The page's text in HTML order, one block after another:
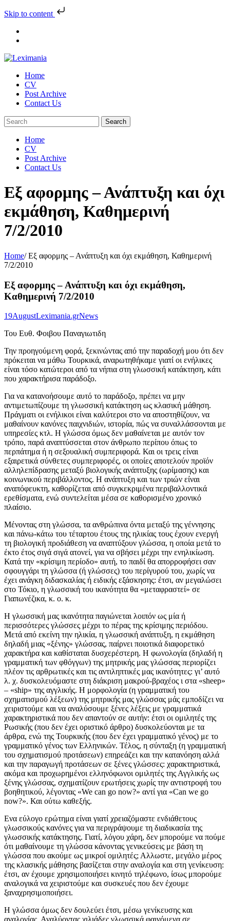
Skip to content
Skip
Home
CV
Post Archive
Contact Us
Home
CV
Post Archive
Contact Us
Eξ αφορμης – Ανάπτυξη και όχι
εκμάθηση, Καθημερινή
7/2/2010
Home/Eξ αφορμης – Ανάπτυξη και όχι εκμάθηση, Καθημερινή
7/2/2010
Eξ αφορμης – Ανάπτυξη και όχι εκμάθηση,
Καθημερινή 7/2/2010
19AugustLeximania.grNews
Του Ευθ. Φοιβου Παναγιωτιδη
Την προηγούμενη φορά, ξεκινώντας από την παραδοχή μου ότι δεν
πρόκειται να μάθω Τουρκικά, αναρωτηθήκαμε γιατί οι ενήλικες
είναι τόσο κατώτεροι από τα νήπια στη γλωσσική κατάκτηση, κάτι
που χαρακτήρισα παράδοξο.
Για να κατανοήσουμε αυτό το παράδοξο, πρέπει να μην
αντιμετωπίζουμε τη γλωσσική κατάκτηση ως κλασική μάθηση.
Πράγματι οι ενήλικοι είναι καλύτεροι στο να αποστηθίζουν, να
μαθαίνουν κανόνες παιχνιδιών, ιστορία, πώς να συναλλάσσονται με
υπηρεσίες κτλ. Η γλώσσα όμως δεν μαθαίνεται με αυτόν τον
τρόπο, παρά αναπτύσσεται στον άνθρωπο περίπου όπως το
περπάτημα ή η σεξουαλική συμπεριφορά. Και οι τρεις είναι
εξαιρετικά σύνθετες συμπεριφορές, οι οποίες αποτελούν προϊόν
αλληλεπίδρασης μεταξύ βιολογικής ανάπτυξης (ωρίμασης) και
κοινωνικού περιβάλλοντος. Η ανάπτυξη και των τριών είναι
αναπόφευκτη, καθορίζεται από συγκεκριμένα περιβαλλοντικά
ερεθίσματα, ενώ συντελείται μέσα σε καθορισμένο χρονικό
πλαίσιο.
Μένοντας στη γλώσσα, τα ανθρώπινα όντα μεταξύ της γέννησης
και πάνω-κάτω του τέταρτου έτους της ηλικίας τους έχουν ενεργή
τη βιολογική προδιάθεση να αναπτύξουν γλώσσα, η οποία μετά το
έκτο έτος σιγά σιγά ατονεί, για να σβήσει μέχρι την ενηλικίωση.
Κατά την «κρίσιμη περίοδο» αυτή, το παιδί θα απορροφήσει σαν
σφουγγάρι τη γλώσσα (ή γλώσσες) του περίγυρού του, χωρίς να
έχει ανάγκη διδασκαλίας ή ειδικής εξάσκησης: έτσι, αν μεγαλώσει
στο Τόκιο, η γλωσσική του ικανότητα θα «μεταφραστεί» σε
Γιαπωνέζικα, κ. ο. κ.
Η γλωσσική μας ικανότητα παγιώνεται λοιπόν ως μία ή
περισσότερες γλώσσες μέχρι το πέρας της κρίσιμης περιόδου.
Μετά από εκείνη την ηλικία, η γλωσσική ανάπτυξη, η εκμάθηση
δηλαδή μιας «ξένης» γλώσσας, παίρνει ποιοτικά διαφορετικό
χαρακτήρα και καθίσταται δυσχερέστερη. Η φωνολογία (δηλαδή η
γραμματική των φθόγγων) της μητρικής μας γλώσσας περιορίζει
πλέον τις αρθρωτικές και τις αντιληπτικές μας ικανότητες: γι’ αυτό
λ. χ. δυσκολευόμαστε στη διάκριση μακρού-βραχέος ι στα «sheep»
– «ship» της αγγλικής. Η μορφολογία (η γραμματική του
σχηματισμού λέξεων) της μητρικής μας γλώσσας μάς εμποδίζει να
χειριστούμε και να αναλύσουμε ξένες λέξεις με γραμματικά
χαρακτηριστικά που δεν απαντούν σε αυτήν: έτσι οι ομιλητές της
Ρωσικής (που δεν έχει οριστικό άρθρο) δυσκολεύονται με τα
άρθρα, ενώ της Τουρκικής (που δεν έχει γραμματικό γένος) με το
γραμματικό γένος των Ελληνικών. Τέλος, η σύνταξη (η γραμματική
του σχηματισμού προτάσεων) επηρεάζει και την κατανόηση αλλά
και την παραγωγή προτάσεων σε ξένες γλώσσες: χαρακτηριστικά,
ακόμα και προχωρημένοι ελληνόφωνοι ομιλητές της Αγγλικής ως
ξένης γλώσσας, σχηματίζουν ερωτήσεις χωρίς την αντιστροφή του
βοηθητικού, λέγοντας «We can go now?» αντί για «Can we go
now?». Και ούτω καθεξής.
Ενα εύλογο ερώτημα είναι γιατί χρειαζόμαστε ενδιάθετους
γλωσσικούς κανόνες για να περιγράψουμε τη διαδικασία της
γλωσσικής κατάκτησης. Γιατί, λόγου χάρη, δεν μπορούμε να πούμε
ότι μαθαίνουμε τη γλώσσα κάνοντας γενικεύσεις με βάση τη
γλώσσα που ακούμε ως μικροί ομιλητές; Αλλωστε, μεγάλο μέρος
της κλασικής μάθησης βασίζεται στην αναλογία και στη γενίκευση:
έτσι, αν έχουμε χρησιμοποιήσει κινητό τηλέφωνο, ίσως μπορούμε
αναλογικά να χειριστούμε και συσκευές που δεν έχουμε
ξαναχρησιμοποιήσει.
Η γλώσσα όμως δεν δουλεύει έτσι, μέσω γενίκευσης και